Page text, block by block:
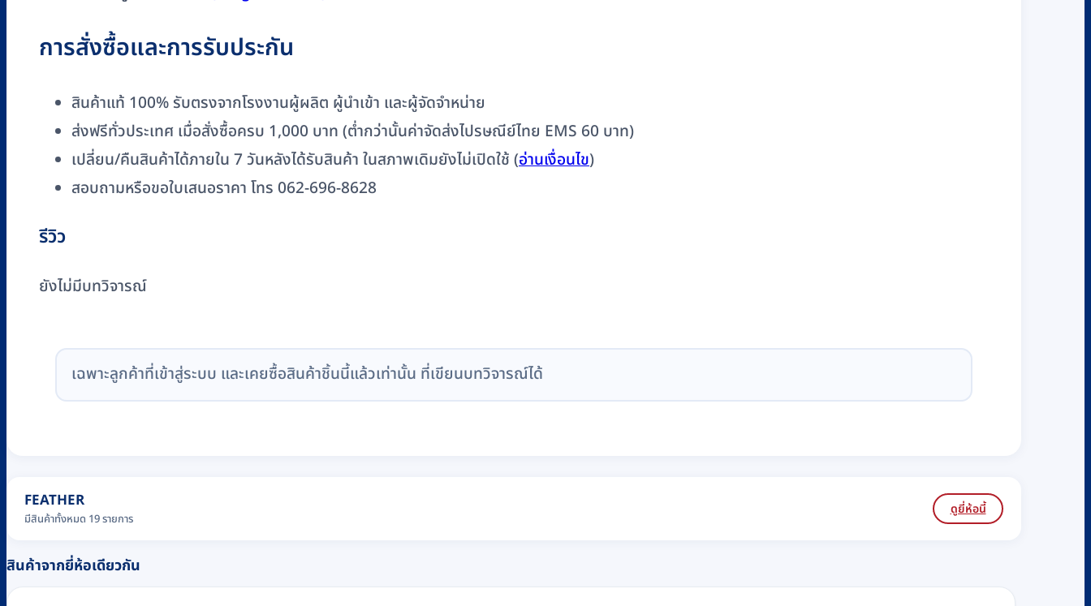
การสั่งซื้อและการรับประกัน
สินค้าแท้ 100% รับตรงจากโรงงานผู้ผลิต ผู้นำเข้า และผู้จัดจำหน่าย
ส่งฟรีทั่วประเทศ เมื่อสั่งซื้อครบ 1,000 บาท (ต่ำกว่านั้นค่าจัดส่งไปรษณีย์ไทย EMS 60 บาท)
เปลี่ยน/คืนสินค้าได้ภายใน 7 วันหลังได้รับสินค้า ในสภาพเดิมยังไม่เปิดใช้ (อ่านเงื่อนไข)
สอบถามหรือขอใบเสนอราคา โทร 062-696-8628
รีวิว
ยังไม่มีบทวิจารณ์
เฉพาะลูกค้าที่เข้าสู่ระบบ และเคยซื้อสินค้าชิ้นนี้แล้วเท่านั้น ที่เขียนบทวิจารณ์ได้
FEATHER
มีสินค้าทั้งหมด 19 รายการ
ดูยี่ห้อนี้
สินค้าจากยี่ห้อเดียวกัน